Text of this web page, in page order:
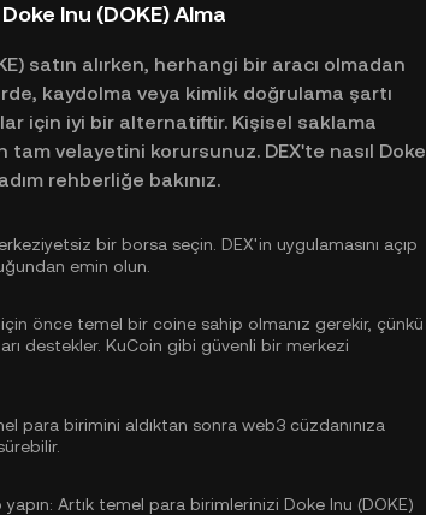
Inu (DOKE) Alma
satın alırken, herhangi bir aracı olmadan
kaydolma veya kimlik doğrulama şartı
için iyi bir alternatiftir. Kişisel saklama
tam velayetini korursunuz. DEX'te nasıl Doke
rehberliğe bakınız.
bir borsa seçin. DEX'in uygulamasını açıp
emin olun.
için önce temel bir coine sahip olmanız gerekir, çünkü
destekler. KuCoin gibi güvenli bir merkezi
para birimini aldıktan sonra web3 cüzdanınıza
Artık temel para birimlerinizi Doke Inu (DOKE)